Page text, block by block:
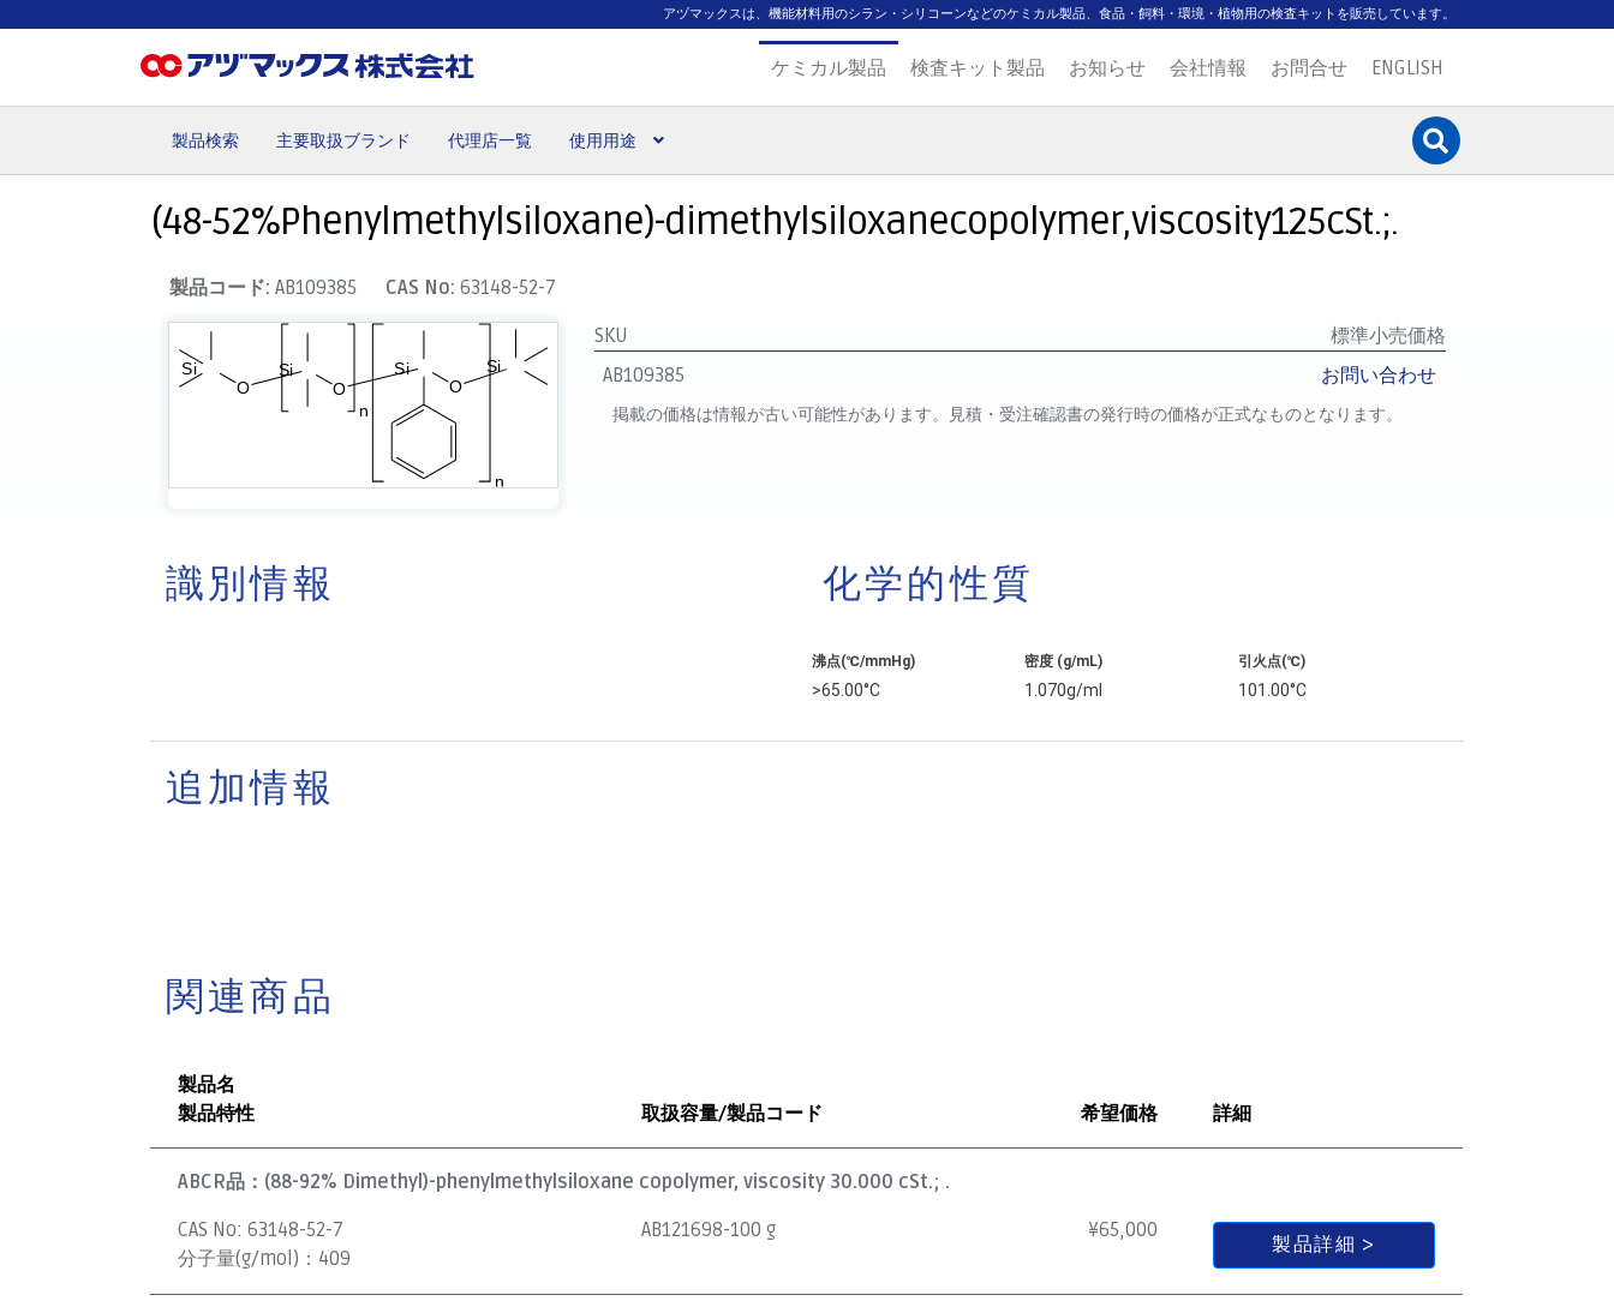
アヅマックスは、機能材料用のシラン・シリコーンなどのケミカル製品、食品・飼料・環境・植物用の検査キットを販売しています。
ケミカル製品 検査キット製品 お知らせ 会社情報 お問合せ ENGLISH
製品検索 主要取扱ブランド 代理店一覧 使用用途
(48-52%Phenylmethylsiloxane)-dimethylsiloxanecopolymer,viscosity125cSt.;.
製品コード:AB109385 CAS No:63148-52-7
SKU
標準小売価格
AB109385
お問い合わせ
掲載の価格は情報が古い可能性があります。見積・受注確認書の発行時の価格が正式なものとなります。
識別情報 化学的性質
沸点(℃/mmHg)
>65.00°C
密度 (g/mL)
1.070g/ml
引火点(℃)
101.00°C
追加情報
関連商品
製品名
製品特性
取扱容量/製品コード 希望価格 詳細
ABCR品： (88-92% Dimethyl)-phenylmethylsiloxane copolymer, viscosity 30.000 cSt.; .
CAS No: 63148-52-7
分子量(g/mol)： 409
AB121698-100 g ¥65,000
製品詳細